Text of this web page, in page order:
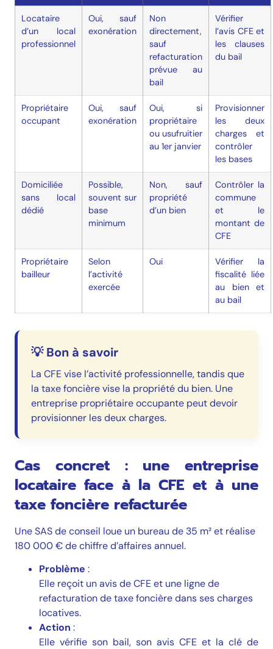
Locataire
d’un local
professionnel
Oui, sauf
exonération
Non
directement,
sauf
refacturation
prévue au
bail
Vérifier
l’avis CFE et
les clauses
du bail
Propriétaire
occupant
Oui, sauf
exonération
Oui, si
propriétaire
ou usufruitier
au 1er janvier
Provisionner
les deux
charges et
contrôler
les bases
Domiciliée
sans local
dédié
Possible,
souvent sur
base
minimum
Non, sauf
propriété
d’un bien
Contrôler la
commune
et le
montant de
CFE
Propriétaire
bailleur
Selon
l’activité
exercée
Oui
Vérifier la
fiscalité liée
au bien et
au bail
💡 Bon à savoir
La CFE vise l’activité professionnelle, tandis que
la taxe foncière vise la propriété du bien. Une
entreprise propriétaire occupante peut devoir
provisionner les deux charges.
Cas concret : une entreprise
locataire face à la CFE et à une
taxe foncière refacturée
Une SAS de conseil loue un bureau de 35 m² et réalise
180 000 € de chiffre d’affaires annuel.
Problème :
Elle reçoit un avis de CFE et une ligne de
refacturation de taxe foncière dans ses charges
locatives.
Action :
Elle vérifie son bail, son avis CFE et la clé de